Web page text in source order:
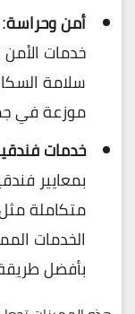
أمن وحراسة
سلامة
موزعة في
خدمات
متكاملة
الخدمات
بأفضل